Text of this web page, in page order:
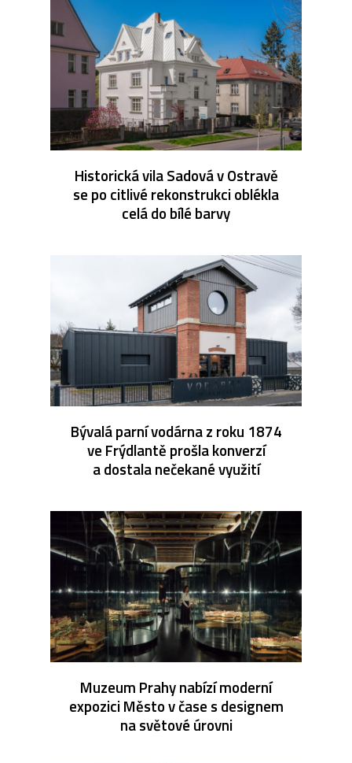
Historická vila Sadová v Ostravě
se po citlivé rekonstrukci oblékla
celá do bílé barvy
Bývalá parní vodárna z roku 1874
ve Frýdlantě prošla konverzí
a dostala nečekané využití
Muzeum Prahy nabízí moderní
expozici Město v čase s designem
na světové úrovni